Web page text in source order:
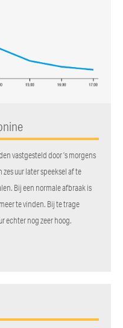
vastgesteld door ’s morgens
uur later speeksel af te
Bij een normale afbraak is
te vinden. Bij te trage
echter nog zeer hoog.